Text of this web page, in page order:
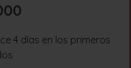
4 días en los primeros